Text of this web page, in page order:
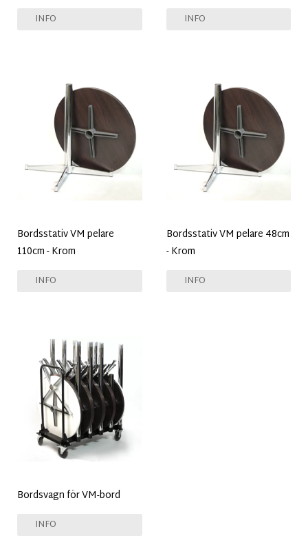
INFO INFO
Bordsstativ VM pelare
110cm - Krom
INFO
Bordsstativ VM pelare 48cm
- Krom
INFO
Bordsvagn för VM-bord
INFO